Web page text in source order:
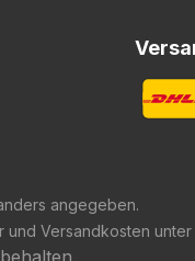
angegeben.
und Versandkosten unter